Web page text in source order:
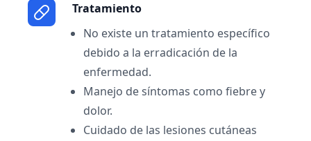
Tratamiento
No existe un tratamiento específico
debido a la erradicación de la
enfermedad.
Manejo de síntomas como fiebre y
dolor.
Cuidado de las lesiones cutáneas